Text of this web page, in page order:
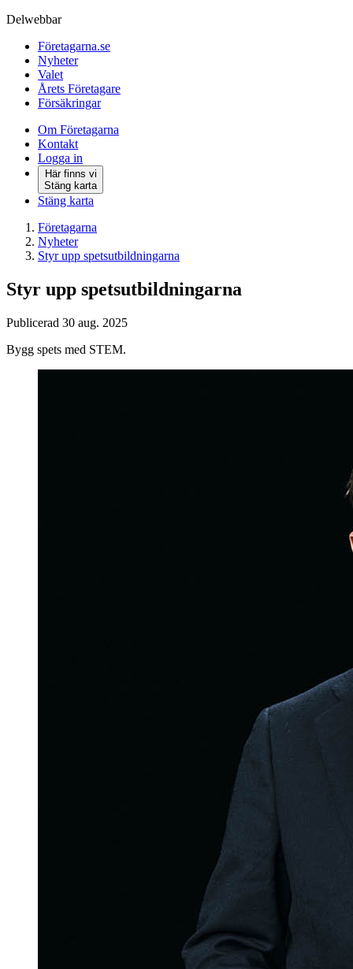
Delwebbar
Företagarna.se
Nyheter
Valet
Årets Företagare
Försäkringar
Om Företagarna
Kontakt
Logga in
Här finns vi
Stäng karta
Stäng karta
Företagarna
Nyheter
Styr upp spetsutbildningarna
Styr upp spetsutbildningarna
Publicerad 30 aug. 2025
Bygg spets med STEM.